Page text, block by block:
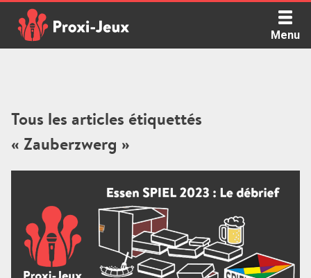
content
Menu
Tous les articles étiquettés
« Zauberzwerg »